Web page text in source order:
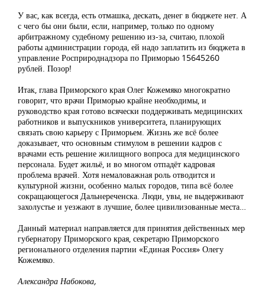
У вас, как всегда, есть отмашка, дескать, денег в бюджете нет. А
с чего бы они были, если, например, только по одному
арбитражному судебному решению из-за, считаю, плохой
работы администрации города, ей надо заплатить из бюджета в
управление Росприроднадзора по Приморью 15645260
рублей. Позор!
Итак, глава Приморского края Олег Кожемяко многократно
говорит, что врачи Приморью крайне необходимы, и
руководство края готово всячески поддерживать медицинских
работников и выпускников университета, планирующих
связать свою карьеру с Приморьем. Жизнь же всё более
доказывает, что основным стимулом в решении кадров с
врачами есть решение жилищного вопроса для медицинского
персонала. Будет жильё, и во многом отпадёт кадровая
проблема врачей. Хотя немаловажная роль отводится и
культурной жизни, особенно малых городов, типа всё более
сокращающегося Дальнереченска. Люди, увы, не выдерживают
захолустье и уезжают в лучшие, более цивилизованные места…
Данный материал направляется для принятия действенных мер
губернатору Приморского края, секретарю Приморского
регионального отделения партии «Единая Россия» Олегу
Кожемяко.
Александра Набокова,